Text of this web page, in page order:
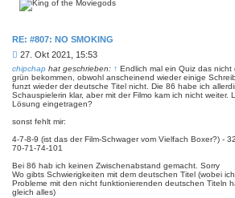
RE: #807: NO SMOKING
B
e
i
t
r
a
g
27. Okt 2021, 15:53
chipchap hat geschrieben: ↑ Endlich mal ein Quiz das
grün bekommen, obwohl anscheinend wieder einige
funzt wieder der deutsche Titel nicht. Die 86 habe ich
Schauspielerin klar, aber mit der Filmo kam ich nicht weiter.
Lösung eingetragen?
sonst fehlt mir:
4-7-8-9 (ist das der Film-Schwager vom Vielfach Boxer?) -
70-71-74-101
Bei 86 hab ich keinen Zwischenabstand gemacht. Sorry
Wo gibts Schwierigkeiten mit dem deutschen Titel (wobei
Probleme mit den nicht funktionierenden deutschen Titeln
gleich alles)